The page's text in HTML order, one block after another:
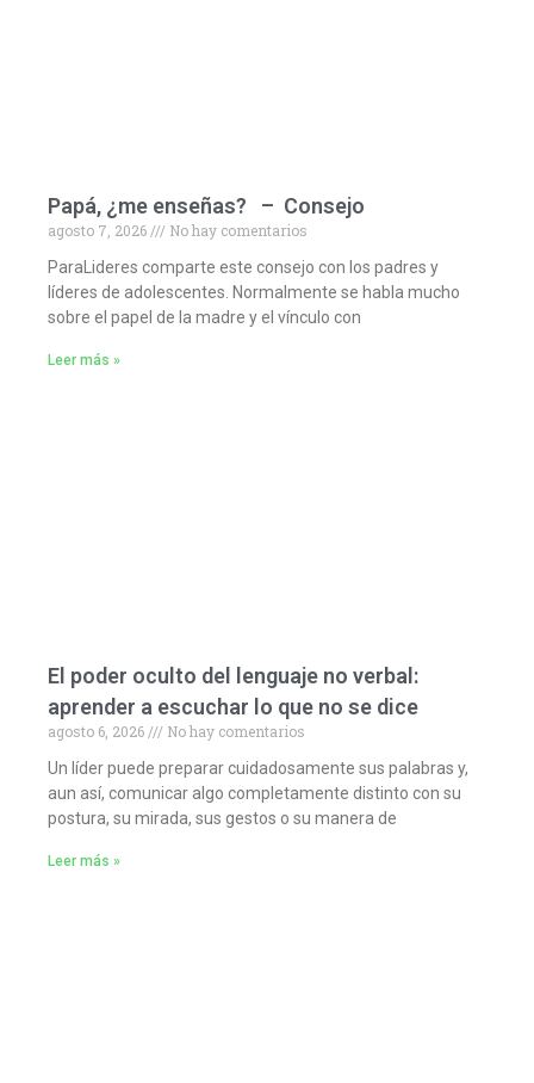
Papá, ¿me enseñas? – Consejo
agosto 7, 2026
No hay comentarios
ParaLideres comparte este consejo con los padres y
líderes de adolescentes. Normalmente se habla mucho
sobre el papel de la madre y el vínculo con
Leer más »
El poder oculto del lenguaje no verbal:
aprender a escuchar lo que no se dice
agosto 6, 2026
No hay comentarios
Un líder puede preparar cuidadosamente sus palabras y,
aun así, comunicar algo completamente distinto con su
postura, su mirada, sus gestos o su manera de
Leer más »